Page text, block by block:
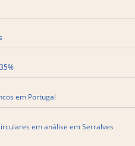
em Portugal
em análise em Serralves